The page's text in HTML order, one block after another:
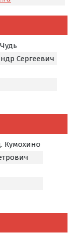
Сергеевич
Кумохино